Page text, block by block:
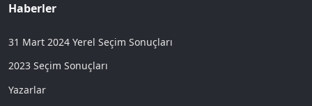
Haberler
31 Mart 2024 Yerel Seçim Sonuçları
2023 Seçim Sonuçları
Yazarlar